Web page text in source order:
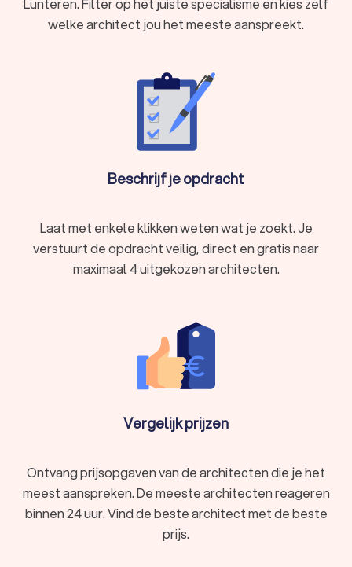
welke architect jou het meeste aanspreekt.
Beschrijf je opdracht
Laat met enkele klikken weten wat je zoekt. Je
verstuurt de opdracht veilig, direct en gratis naar
maximaal 4 uitgekozen architecten.
Vergelijk prijzen
Ontvang prijsopgaven van de architecten die je het
meest aanspreken. De meeste architecten reageren
binnen 24 uur. Vind de beste architect met de beste
prijs.